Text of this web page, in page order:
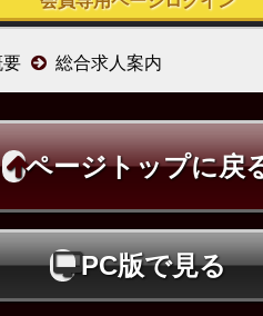
総合求人案内
ページトップに戻
PC版で見る